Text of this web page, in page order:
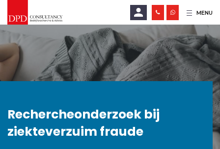
MENU
E-mailadres
LOGIN
Rechercheonderzoek bij
ziekteverzuim fraude